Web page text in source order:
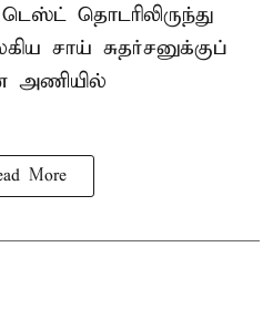
தொடரிலிருந்து
சாய் சுதர்சனுக்குப்
அணியில்
More